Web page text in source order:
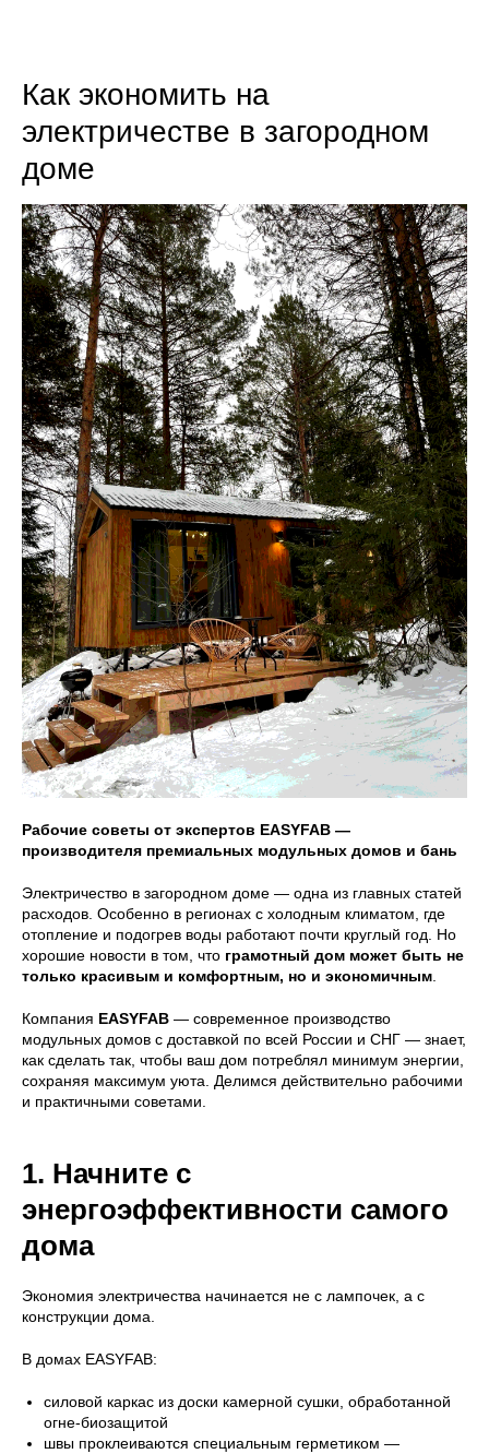
Как экономить на
электричестве в загородном
доме
Рабочие советы от экспертов EASYFAB —
производителя премиальных модульных домов и бань
Электричество в загородном доме — одна из главных статей
расходов. Особенно в регионах с холодным климатом, где
отопление и подогрев воды работают почти круглый год. Но
хорошие новости в том, что грамотный дом может быть не
только красивым и комфортным, но и экономичным.
Компания EASYFAB — современное производство
модульных домов с доставкой по всей России и СНГ — знает,
как сделать так, чтобы ваш дом потреблял минимум энергии,
сохраняя максимум уюта. Делимся действительно рабочими
и практичными советами.
1. Начните с
энергоэффективности самого
дома
Экономия электричества начинается не с лампочек, а с
конструкции дома.
В домах EASYFAB:
силовой каркас из доски камерной сушки, обработанной
огне-биозащитой
швы проклеиваются специальным герметиком —